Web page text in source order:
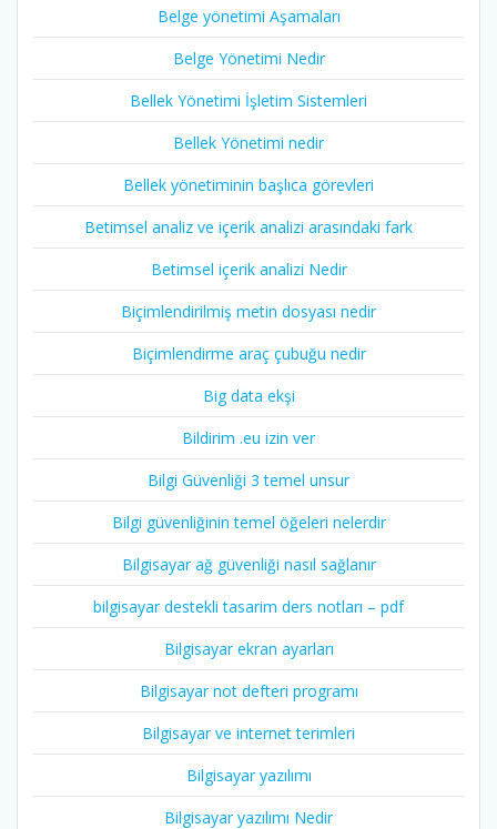
Belge yönetimi Aşamaları
Belge Yönetimi Nedir
Bellek Yönetimi İşletim Sistemleri
Bellek Yönetimi nedir
Bellek yönetiminin başlıca görevleri
Betimsel analiz ve içerik analizi arasındaki fark
Betimsel içerik analizi Nedir
Biçimlendirilmiş metin dosyası nedir
Biçimlendirme araç çubuğu nedir
Big data ekşi
Bildirim .eu izin ver
Bilgi Güvenliği 3 temel unsur
Bilgi güvenliğinin temel öğeleri nelerdir
Bilgisayar ağ güvenliği nasıl sağlanır
bilgisayar destekli tasarim ders notları – pdf
Bilgisayar ekran ayarları
Bilgisayar not defteri programı
Bilgisayar ve internet terimleri
Bilgisayar yazılımı
Bilgisayar yazılımı Nedir